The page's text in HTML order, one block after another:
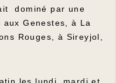
dominé par une
Genestes, à La
Rouges, à Sireyjol,